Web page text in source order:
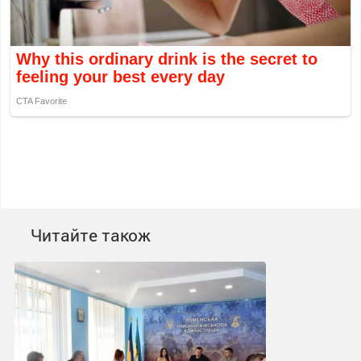
Читайте також